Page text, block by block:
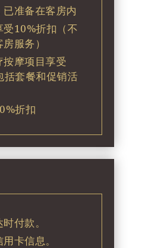
准备在客房内
受10%折扣（不
服务）
摩项目享受
括套餐和促销活
折扣
付款。
卡信息。